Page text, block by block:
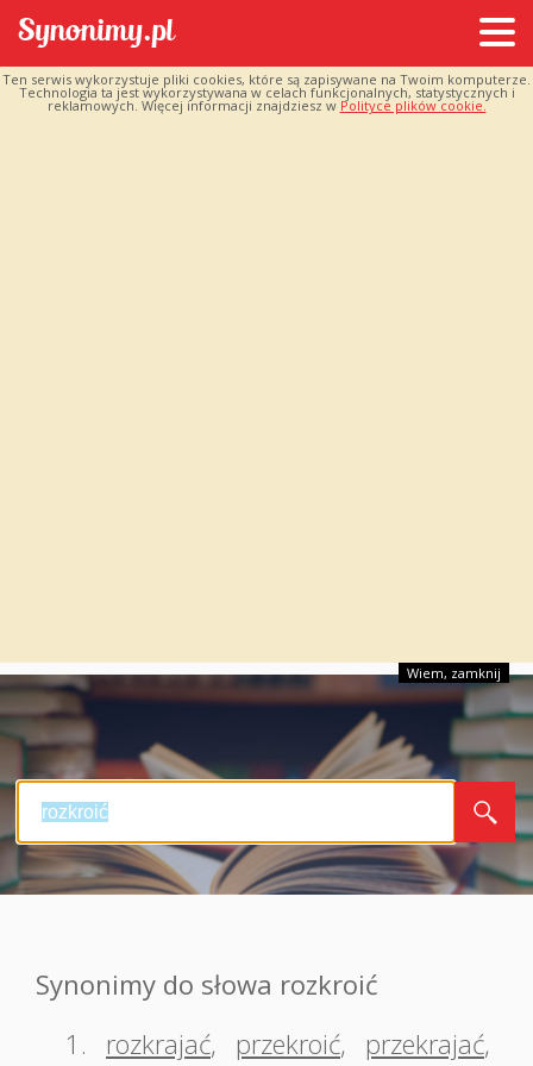
Ten serwis wykorzystuje pliki cookies, które są zapisywane na Twoim komputerze.
Technologia ta jest wykorzystywana w celach funkcjonalnych, statystycznych i
reklamowych. Więcej informacji znajdziesz w Polityce plików cookie.
Wiem, zamknij
Synonimy do słowa rozkroić
1.
rozkrajać, przekroić, przekrajać,